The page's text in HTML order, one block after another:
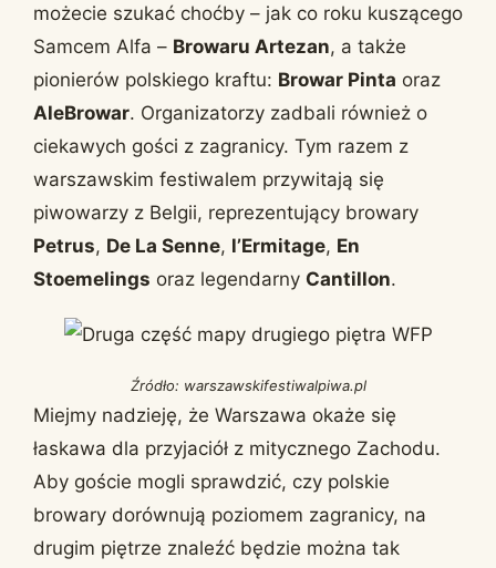
możecie szukać choćby – jak co roku kuszącego
Samcem Alfa – Browaru Artezan, a także
pionierów polskiego kraftu: Browar Pinta oraz
AleBrowar. Organizatorzy zadbali również o
ciekawych gości z zagranicy. Tym razem z
warszawskim festiwalem przywitają się
piwowarzy z Belgii, reprezentujący browary
Petrus, De La Senne, l’Ermitage, En
Stoemelings oraz legendarny Cantillon.
Źródło: warszawskifestiwalpiwa.pl
Miejmy nadzieję, że Warszawa okaże się
łaskawa dla przyjaciół z mitycznego Zachodu.
Aby goście mogli sprawdzić, czy polskie
browary dorównują poziomem zagranicy, na
drugim piętrze znaleźć będzie można tak